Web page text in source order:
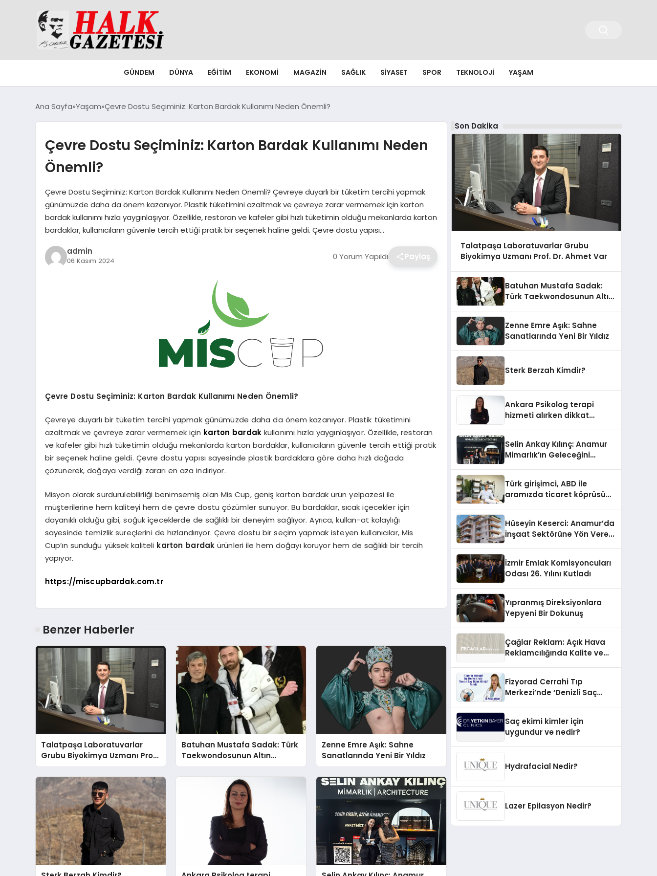
GÜNDEM DÜNYA EĞITIM EKONOMI MAGAZIN SAĞLIK SIYASET SPOR TEKNOLOJI YAŞAM
Ana Sayfa Yaşam Çevre Dostu Seçiminiz: Karton Bardak Kullanımı Neden Önemli?
Çevre Dostu Seçiminiz: Karton Bardak Kullanımı Neden
Önemli?
Çevre Dostu Seçiminiz: Karton Bardak Kullanımı Neden Önemli? Çevreye duyarlı bir tüketim tercihi yapmak
günümüzde daha da önem kazanıyor. Plastik tüketimini azaltmak ve çevreye zarar vermemek için karton
bardak kullanımı hızla yaygınlaşıyor. Özellikle, restoran ve kafeler gibi hızlı tüketimin olduğu mekanlarda karton
bardaklar, kullanıcıların güvenle tercih ettiği pratik bir seçenek haline geldi. Çevre dostu yapısı…
admin
06 Kasım 2024 0 Yorum Yapıldı Paylaş
Çevre Dostu Seçiminiz: Karton Bardak Kullanımı Neden Önemli?
Çevreye duyarlı bir tüketim tercihi yapmak günümüzde daha da önem kazanıyor. Plastik tüketimini
azaltmak ve çevreye zarar vermemek için karton bardakkullanımı hızla yaygınlaşıyor. Özellikle, restoran
ve kafeler gibi hızlı tüketimin olduğu mekanlarda karton bardaklar, kullanıcıların güvenle tercih ettiği pratik
bir seçenek haline geldi. Çevre dostu yapısı sayesinde plastik bardaklara göre daha hızlı doğada
çözünerek, doğaya verdiği zararı en aza indiriyor.
Misyon olarak sürdürülebilirliği benimsemiş olan Mis Cup, geniş karton bardak ürün yelpazesi ile
müşterilerine hem kaliteyi hem de çevre dostu çözümler sunuyor. Bu bardaklar, sıcak içecekler için
dayanıklı olduğu gibi, soğuk içeceklerde de sağlıklı bir deneyim sağlıyor. Ayrıca, kullan-at kolaylığı
sayesinde temizlik süreçlerini de hızlandırıyor. Çevre dostu bir seçim yapmak isteyen kullanıcılar, Mis
Cup’ın sunduğu yüksek kaliteli karton bardak ürünleri ile hem doğayı koruyor hem de sağlıklı bir tercih
yapıyor.
https://miscupbardak.com.tr
Benzer Haberler
Talatpaşa Laboratuvarlar
Grubu Biyokimya Uzmanı Prof.
Dr. Ahmet Var
Batuhan Mustafa Sadak: Türk
Taekwondosunun Altın
Yumruğu
Zenne Emre Aşık: Sahne
Sanatlarında Yeni Bir Yıldız
Son Dakika
Talatpaşa Laboratuvarlar Grubu
Biyokimya Uzmanı Prof. Dr. Ahmet Var
Batuhan Mustafa Sadak:
Türk Taekwondosunun Altın
Zenne Emre Aşık: Sahne
Sanatlarında Yeni Bir Yıldız
Sterk Berzah Kimdir?
Ankara Psikolog terapi
hizmeti alırken dikkat
Selin Ankay Kılınç: Anamur
Mimarlık’ın Geleceğini
Türk girişimci, ABD ile
aramızda ticaret köprüsü
Hüseyin Keserci: Anamur’da
İnşaat Sektörüne Yön Veren
İzmir Emlak Komisyoncuları
Odası 26. Yılını Kutladı
Yıpranmış Direksiyonlara
Yepyeni Bir Dokunuş
Çağlar Reklam: Açık Hava
Reklamcılığında Kalite ve
Fizyorad Cerrahi Tıp
Merkezi’nde ‘Denizli Saç
Saç ekimi kimler için
uygundur ve nedir?
Hydrafacial Nedir?
Lazer Epilasyon Nedir?